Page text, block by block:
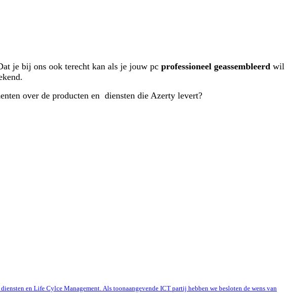
je bij ons ook terecht kan als je jouw pc professioneel geassembleerd wil
over de producten en diensten die Azerty levert?
en Life Cylce Management. Als toonaangevende ICT partij hebben we besloten de wens van